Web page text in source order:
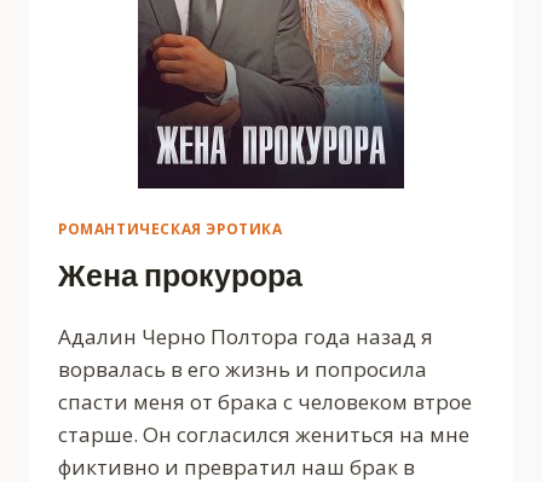
РОМАНТИЧЕСКАЯ ЭРОТИКА
Жена прокурора
Адалин Черно Полтора года назад я
ворвалась в его жизнь и попросила
спасти меня от брака с человеком втрое
старше. Он согласился жениться на мне
фиктивно и превратил наш брак в